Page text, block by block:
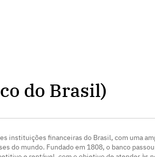
do Brasil)
instituições financeiras do Brasil, com uma
do mundo. Fundado em 1808, o banco